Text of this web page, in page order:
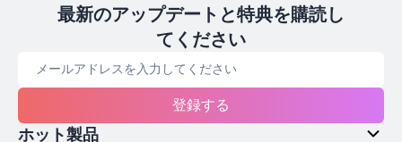
最新のアップデートと特典を購読し
てください
登録する
ホット製品